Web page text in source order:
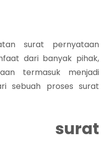
surat pernyataan
dari banyak pihak,
termasuk menjadi
sebuah proses surat
surat